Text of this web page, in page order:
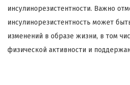
инсулинорезистентности. Важно
инсулинорезистентность может
изменений в образе жизни, в том
физической активности и